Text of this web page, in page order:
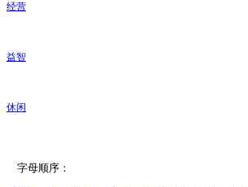
经营
益智
休闲
字母顺序：